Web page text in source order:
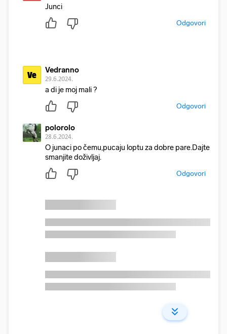
Junci
Odgovori
Ve Vedranno
29.6.2024.
a di je moj mali ?
Odgovori
polorolo
28.6.2024.
O junaci po čemu,pucaju loptu za dobre pare.Dajte
smanjite doživljaj.
Odgovori